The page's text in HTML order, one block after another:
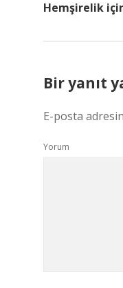
Hemşirelik
Bir yanıt
E-posta
Yorum